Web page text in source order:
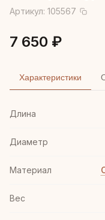
Артикул: 105567
7 650 ₽
Характеристики
Длина
Диаметр
Материал
Вес